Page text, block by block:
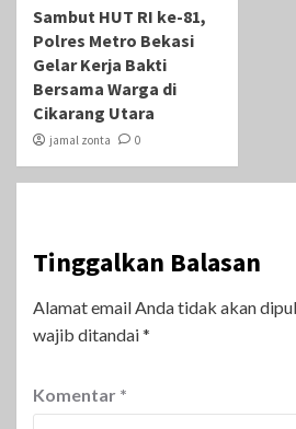
Sambut HUT RI ke-81,
Polres Metro Bekasi
Gelar Kerja Bakti
Bersama Warga di
Cikarang Utara
jamal zonta 0
Tinggalkan Balasan
Alamat email Anda tidak akan
wajib ditandai*
Komentar *